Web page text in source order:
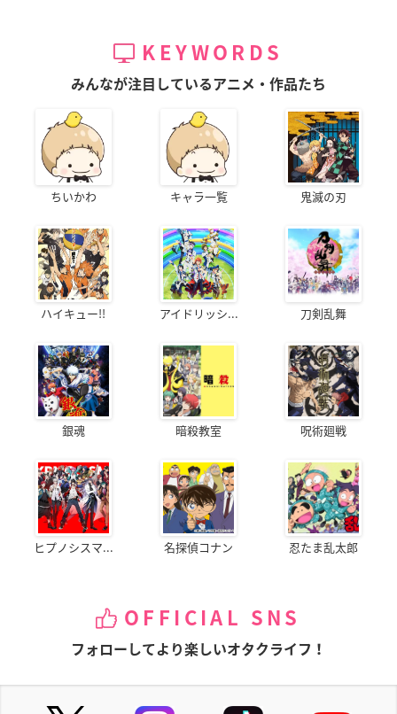
KEYWORDS
みんなが注目しているアニメ・作品たち
ちいかわ キャラ一覧 鬼滅の刃
ハイキュー!! アイドリッシ... 刀剣乱舞
銀魂 暗殺教室 呪術廻戦
ヒプノシスマ... 名探偵コナン 忍たま乱太郎
OFFICIAL SNS
フォローしてより楽しいオタクライフ！